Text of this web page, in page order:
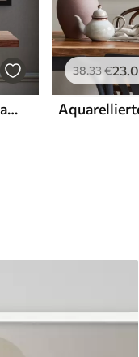
Abstrakte Malerei im Stil der Ölmalerei
38.33€23